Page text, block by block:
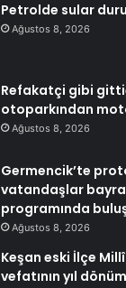
Petrolde sular
Ağustos 8, 2026
Refakatçi gibi
otoparkından
Ağustos 8, 2026
Germencik’te
vatandaşlar
programında
Ağustos 8, 2026
Keşan eski İlçe
vefatının yıl